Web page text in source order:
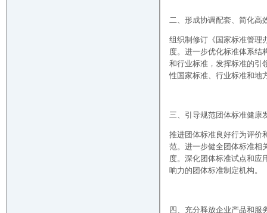
二、形成协调配套、简化高
组织制修订《国家标准管理
度。进一步优化标准体系结
和行业标准，发挥标准的引
性国家标准、行业标准和地
三、引导规范团体标准健康
推进团体标准良好行为评价
范。进一步健全团体标准相
度。深化团体标准试点和应
响力的团体标准制定机构。
四、充分释放企业产品和服